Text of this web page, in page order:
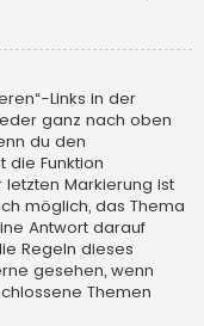
Links in der
ganz nach oben
du den
die Funktion
Markierung ist
möglich, das Thema
Antwort darauf
Regeln dieses
gesehen, wenn
Themen